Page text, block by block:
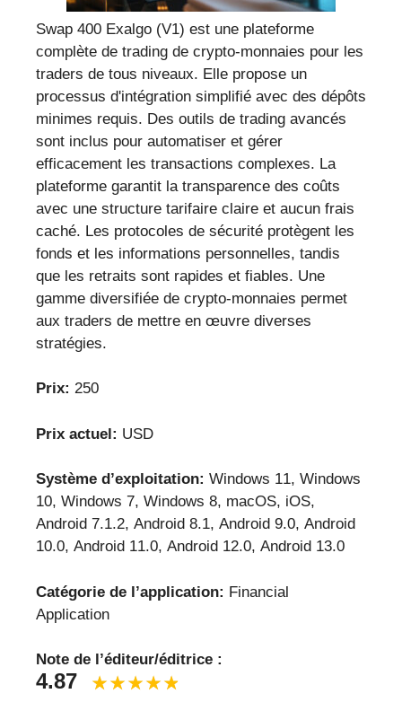
Swap 400 Exalgo (V1) est une plateforme
complète de trading de crypto-monnaies pour les
traders de tous niveaux. Elle propose un
processus d'intégration simplifié avec des dépôts
minimes requis. Des outils de trading avancés
sont inclus pour automatiser et gérer
efficacement les transactions complexes. La
plateforme garantit la transparence des coûts
avec une structure tarifaire claire et aucun frais
caché. Les protocoles de sécurité protègent les
fonds et les informations personnelles, tandis
que les retraits sont rapides et fiables. Une
gamme diversifiée de crypto-monnaies permet
aux traders de mettre en œuvre diverses
stratégies.
Prix: 250
Prix actuel: USD
Système d’exploitation: Windows 11, Windows
10, Windows 7, Windows 8, macOS, iOS,
Android 7.1.2, Android 8.1, Android 9.0, Android
10.0, Android 11.0, Android 12.0, Android 13.0
Catégorie de l’application: Financial
Application
Note de l’éditeur/éditrice :
4.87